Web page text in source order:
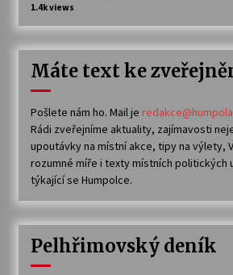
1.4k views
Máte text ke
Pošlete nám ho. Mail je
Rádi zveřejníme aktuality, zajímavosti
upoutávky na místní akce, tipy na výlety,
rozumné míře i texty místních politických
týkající se Humpolce.
Pelhřimovský deník